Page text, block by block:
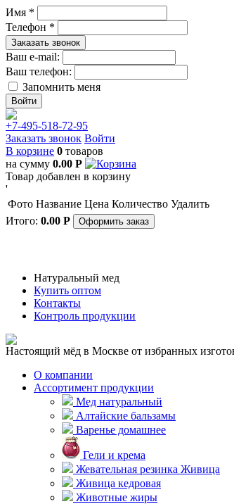
Имя *
Телефон *
Заказать звонок
Ваш e-mail:
Ваш телефон:
Запомнить меня
+7-495-518-72-95
Заказать звонок Войти
В корзине 0 товаров
на сумму 0.00 Р
Товар добавлен в корзину
'
Фото Название Цена Количество Удалить
Итого: 0.00 Р Оформить заказ
Натуральный мед
Купить оптом
Контакты
Контроль продукции
Настоящий мёд в Москве от избранных
О компании
Ассортимент продукции
Мед натуральный
Алтайские бальзамы
Варенье домашнее
Гели и крема
Жевательная резинка Живица
Живица кедровая
Животные жиры